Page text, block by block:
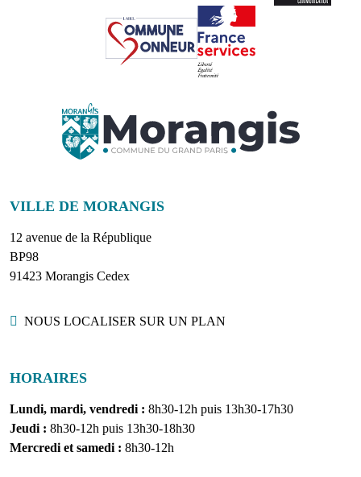
VILLE DE MORANGIS
12 avenue de la République
BP98
91423 Morangis Cedex
Localisation
NOUS LOCALISER SUR UN PLAN
HORAIRES
Lundi, mardi, vendredi : 8h30-12h puis 13h30-17h30
Jeudi : 8h30-12h puis 13h30-18h30
Mercredi et samedi : 8h30-12h